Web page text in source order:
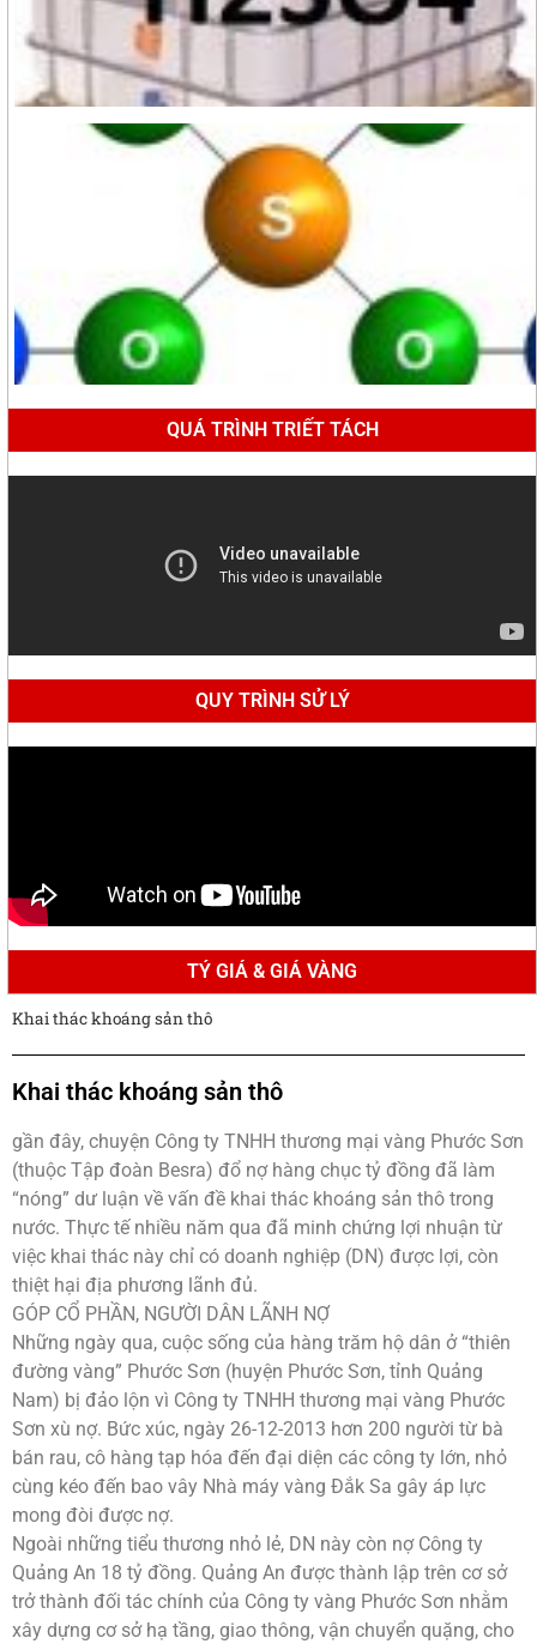
QUÁ TRÌNH TRIẾT TÁCH
QUY TRÌNH SỬ LÝ
TÝ GIÁ & GIÁ VÀNG
Khai thác khoáng sản thô
Khai thác khoáng sản thô
gần đây, chuyện Công ty TNHH thương mại vàng Phước Sơn
(thuộc Tập đoàn Besra) đổ nợ hàng chục tỷ đồng đã làm
“nóng” dư luận về vấn đề khai thác khoáng sản thô trong
nước. Thực tế nhiều năm qua đã minh chứng lợi nhuận từ
việc khai thác này chỉ có doanh nghiệp (DN) được lợi, còn
thiệt hại địa phương lãnh đủ.
GÓP CỔ PHẦN, NGƯỜI DÂN LÃNH NỢ
Những ngày qua, cuộc sống của hàng trăm hộ dân ở “thiên
đường vàng” Phước Sơn (huyện Phước Sơn, tỉnh Quảng
Nam) bị đảo lộn vì Công ty TNHH thương mại vàng Phước
Sơn xù nợ. Bức xúc, ngày 26-12-2013 hơn 200 người từ bà
bán rau, cô hàng tạp hóa đến đại diện các công ty lớn, nhỏ
cùng kéo đến bao vây Nhà máy vàng Đắk Sa gây áp lực
mong đòi được nợ.
Ngoài những tiểu thương nhỏ lẻ, DN này còn nợ Công ty
Quảng An 18 tỷ đồng. Quảng An được thành lập trên cơ sở
trở thành đối tác chính của Công ty vàng Phước Sơn nhằm
xây dựng cơ sở hạ tầng, giao thông, vận chuyển quặng, cho